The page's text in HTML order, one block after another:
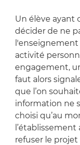
Un élève ayant
décider de ne
activité
engagement,
faut alors
que l’on
information ne
choisi qu’au
refuser le projet